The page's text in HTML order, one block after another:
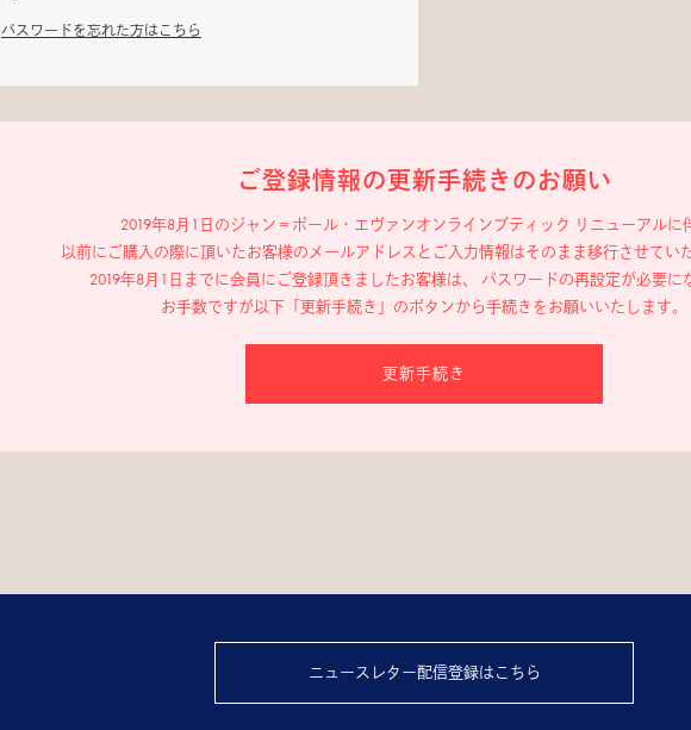
パスワードを忘れた方はこちら
ご登録情報の更新手続きのお願い
2019年8月1日のジャン＝ポール・エヴァンオンラインブティック リニューアルに
以前にご購入の際に頂いたお客様のメールアドレスと ご入力情報はそのまま移行させてい
2019年8月1日までに会員にご登録頂きましたお客様は、
パスワードの再設定が必要に
お手数ですが以下「更新手続き」のボタンから手続きをお願いいたします。
更新手続き
ニュースレター配信登録はこちら